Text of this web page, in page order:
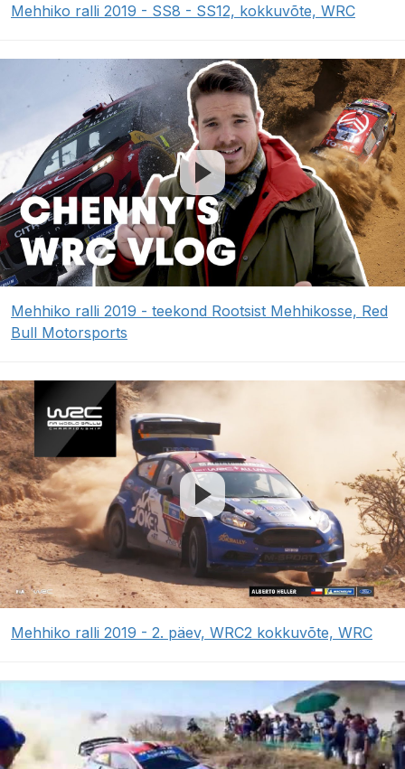
Mehhiko ralli 2019 - SS8 - SS12, kokkuvõte, WRC
Mehhiko ralli 2019 - teekond Rootsist Mehhikosse, Red
Bull Motorsports
Mehhiko ralli 2019 - 2. päev, WRC2 kokkuvõte, WRC